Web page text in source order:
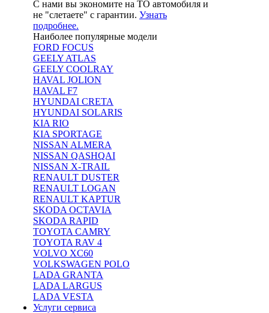
С нами вы экономите на ТО автомобиля и
не "слетаете" с гарантии. Узнать
подробнее.
Наиболее популярные модели
FORD FOCUS
GEELY ATLAS
GEELY COOLRAY
HAVAL JOLION
HAVAL F7
HYUNDAI CRETA
HYUNDAI SOLARIS
KIA RIO
KIA SPORTAGE
NISSAN ALMERA
NISSAN QASHQAI
NISSAN X-TRAIL
RENAULT DUSTER
RENAULT LOGAN
RENAULT KAPTUR
SKODA OCTAVIA
SKODA RAPID
TOYOTA CAMRY
TOYOTA RAV 4
VOLVO XC60
VOLKSWAGEN POLO
LADA GRANTA
LADA LARGUS
LADA VESTA
Услуги сервиса